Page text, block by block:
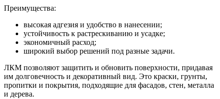
Преимущества:
высокая адгезия и удобство в нанесении;
устойчивость к растрескиванию и усадке;
экономичный расход;
широкий выбор решений под разные задачи.
ЛКМ позволяют защитить и обновить поверхности, придавая
им долговечность и декоративный вид. Это краски, грунты,
пропитки и покрытия, подходящие для фасадов, стен, металла
и дерева.